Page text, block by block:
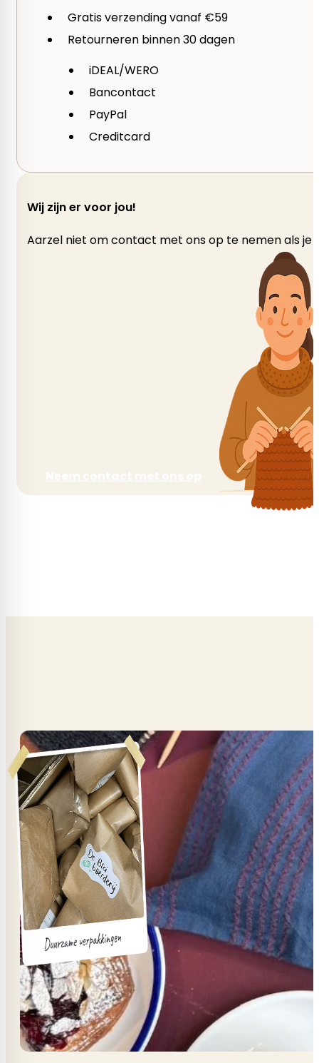
Je beoordeling*
Gratis verzending vanaf €59
Retourneren binnen 30 dagen
iDEAL/WERO
Bancontact
PayPal
Creditcard
Wij zijn er voor jou!
Aarzel niet om contact met ons op te nemen als